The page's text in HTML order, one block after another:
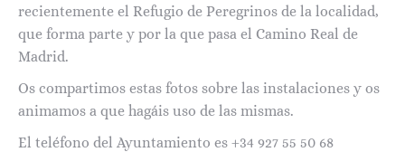
recientemente el Refugio de Peregrinos de la localidad,
que forma parte y por la que pasa el Camino Real de
Madrid.
Os compartimos estas fotos sobre las instalaciones y os
animamos a que hagáis uso de las mismas.
El teléfono del Ayuntamiento es +34 927 55 50 68